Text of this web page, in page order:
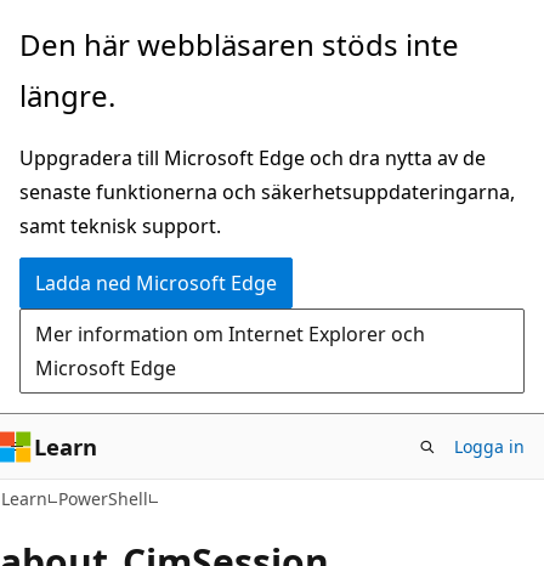
Hoppa
huvudinnehåll
Den här webbläsaren stöds inte
längre.
Uppgradera till Microsoft Edge och dra nytta av de
senaste funktionerna och säkerhetsuppdateringarna,
samt teknisk support.
Ladda ned Microsoft Edge
Mer information om Internet Explorer och
Microsoft Edge
Learn Logga in
Learn PowerShell